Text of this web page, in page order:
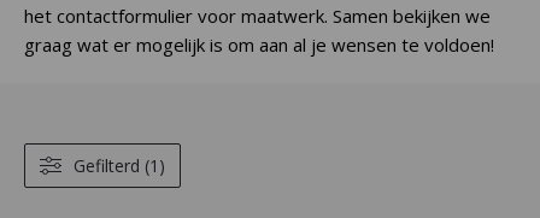
het contactformulier voor maatwerk. Samen bekijken we
graag wat er mogelijk is om aan al je wensen te voldoen!
Gefilterd (1)